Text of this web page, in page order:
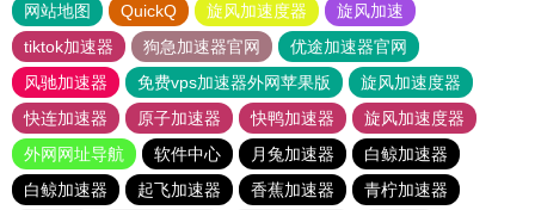
网站地图 QuickQ 旋风加速度器
旋风加速
tiktok加速器
狗急加速器官网
优途加速器官网
风驰加速器
免费vps加速器外网苹果版
旋风加速度器
快连加速器
原子加速器 快鸭加速器
旋风加速度器
外网网址导航
软件中心 月兔加速器
白鲸加速器
白鲸加速器
起飞加速器 香蕉加速器
青柠加速器